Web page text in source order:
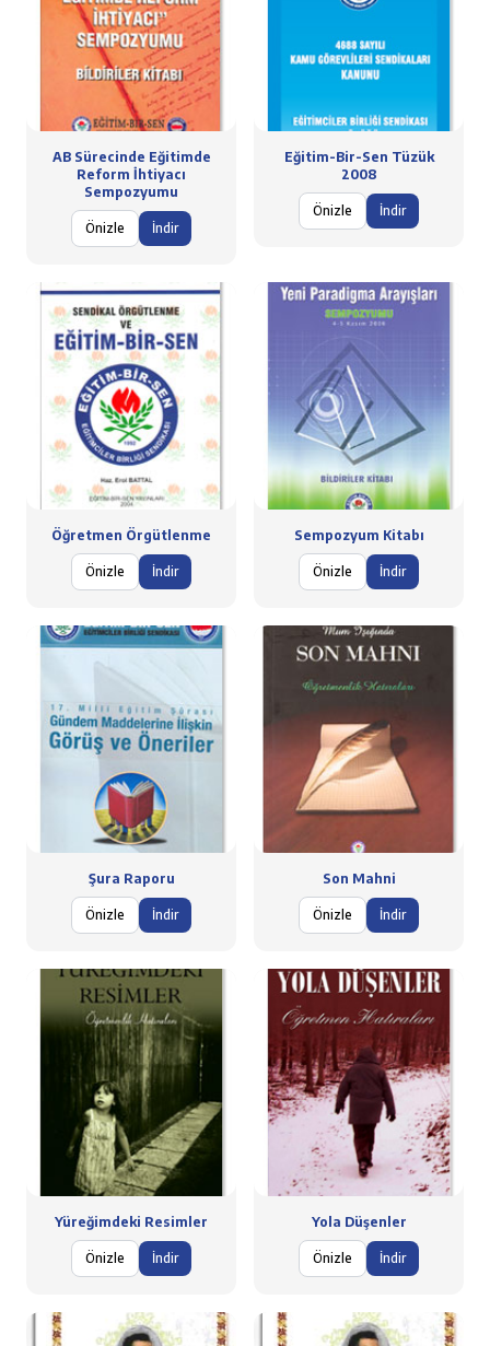
AB Sürecinde Eğitimde
Reform İhtiyacı
Sempozyumu
Önizle İndir
Eğitim-Bir-Sen Tüzük
2008
Önizle İndir
Öğretmen Örgütlenme
Önizle İndir
Sempozyum Kitabı
Önizle İndir
Şura Raporu
Önizle İndir
Son Mahni
Önizle İndir
Yüreğimdeki Resimler
Önizle İndir
Yola Düşenler
Önizle İndir